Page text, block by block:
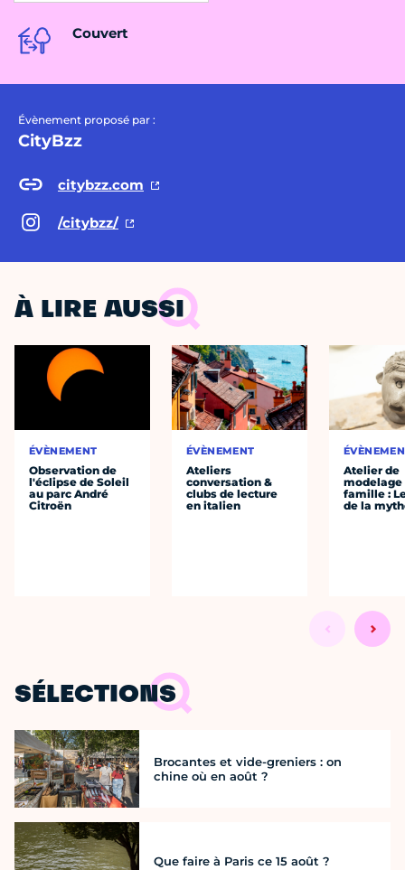
Couvert
Évènement proposé par :
CityBzz
citybzz.com
/citybzz/
À LIRE AUSSI
ÉVÈNEMENT
Observation de
l'éclipse de Soleil
au parc André
Citroën
ÉVÈNEMENT
Ateliers
conversation &
clubs de lecture
en italien
Atelier de
modelage
famille :
de la
SÉLECTIONS
Brocantes et vide-greniers : on
chine où en août ?
Que faire à Paris ce 15 août ?